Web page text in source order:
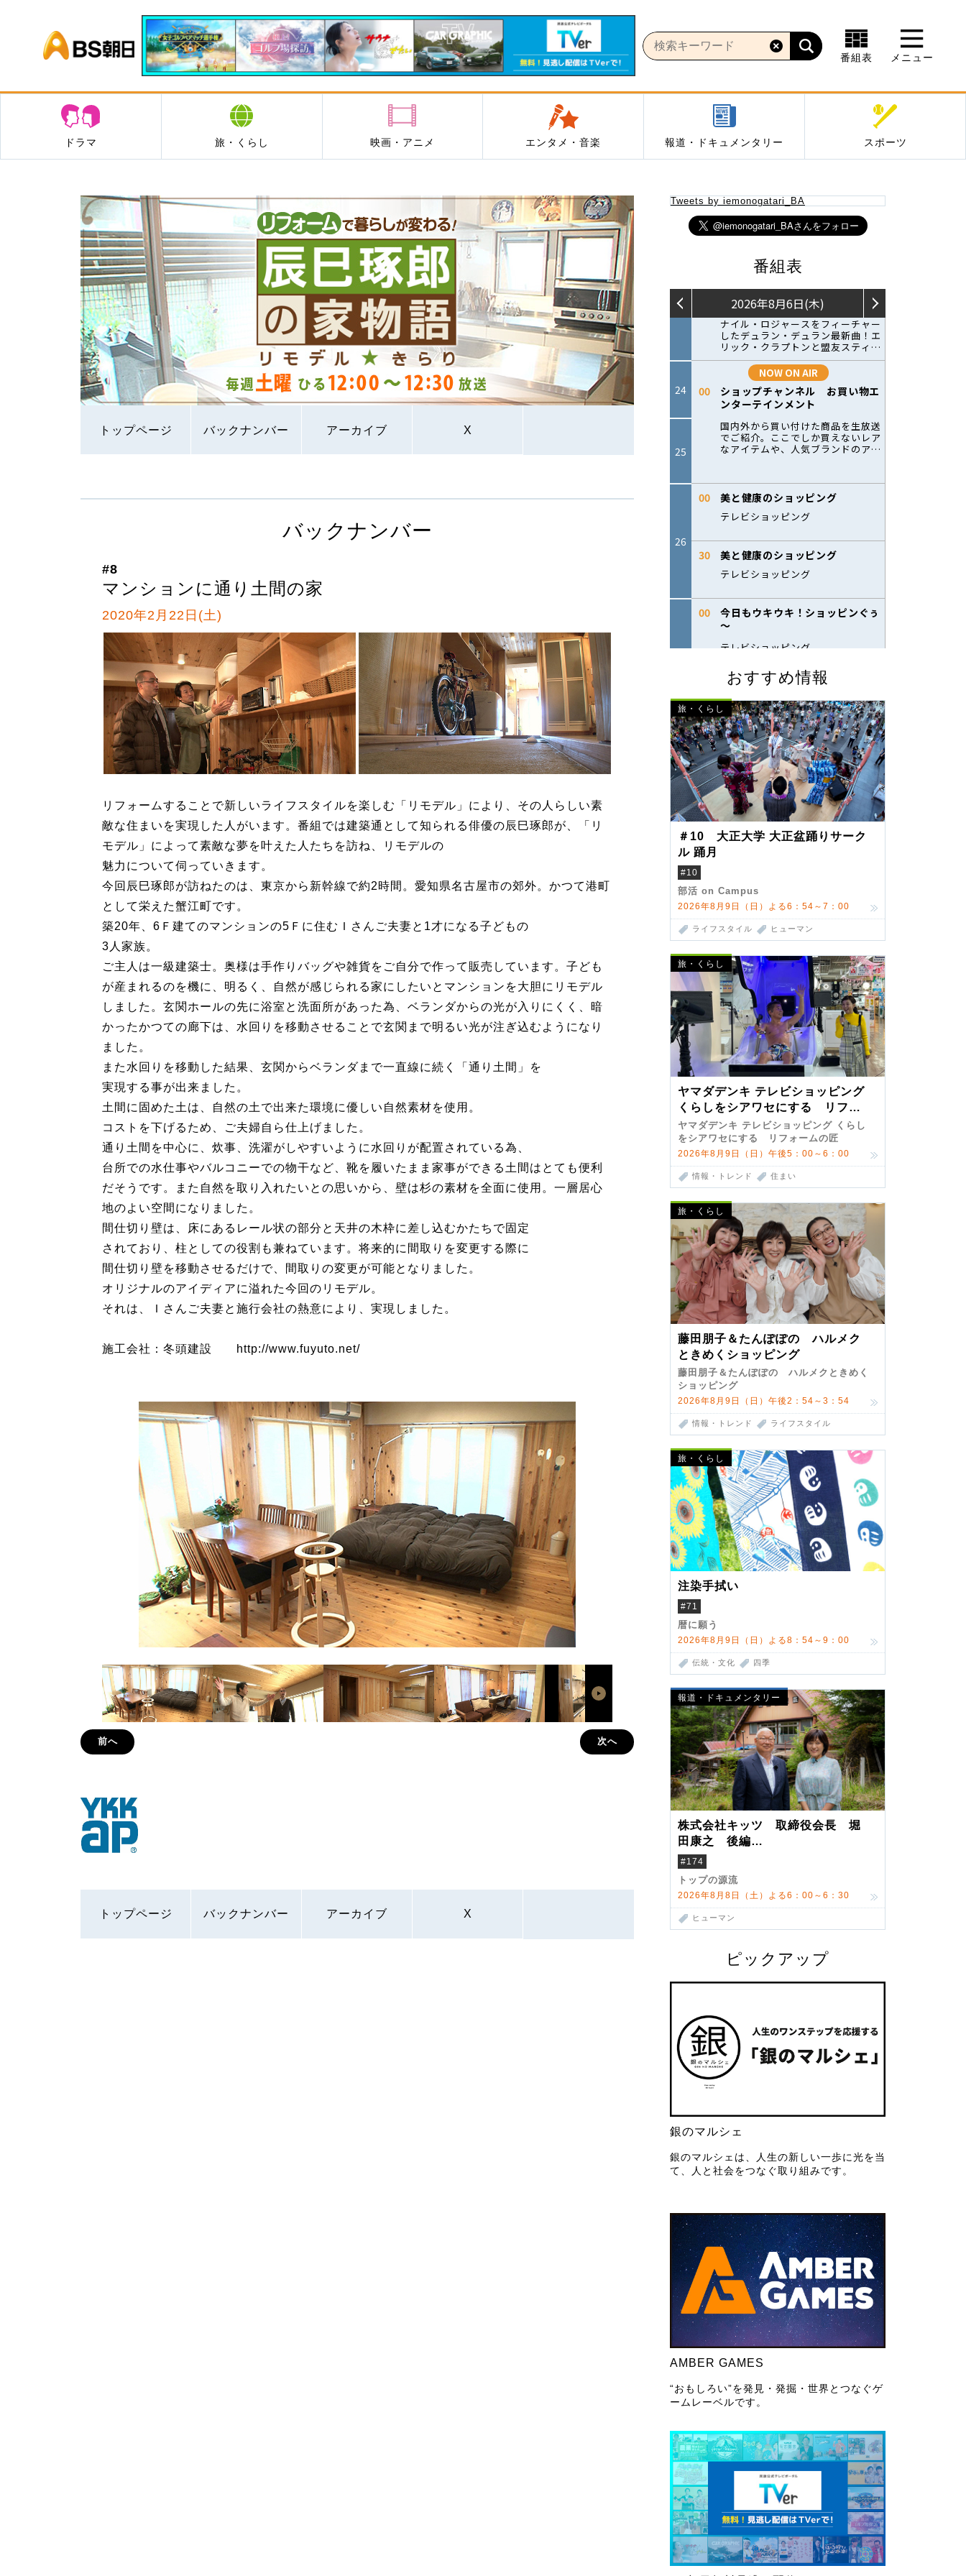
BS朝日
番組表 メニュー
ドラマ 旅・くらし 映画・アニメ エンタメ・音楽 報道・ドキュメンタリー スポーツ
トップページ バックナンバー アーカイブ X
Tweets by iemonogatari_BA
番組表
おすすめ情報
旅・くらし
＃10 大正大学 大正盆踊りサーク
ル 踊月
#10
部活 on Campus
2026年8月9日（日）よる6：54～7：00
ライフスタイル ヒューマン
旅・くらし
ヤマダデンキ テレビショッピング
くらしをシアワセにする リフォ
ームの匠 第7弾
ヤマダデンキ テレビショッピング くらし
をシアワセにする リフォームの匠
2026年8月9日（日）午後5：00～6：00
情報・トレンド 住まい
旅・くらし
藤田朋子＆たんぽぽの ハルメク
ときめくショッピング
藤田朋子＆たんぽぽの ハルメクときめく
ショッピング
2026年8月9日（日）午後2：54～3：54
情報・トレンド ライフスタイル
旅・くらし
注染手拭い
#71
暦に願う
2026年8月9日（日）よる8：54～9：00
伝統・文化 四季
報道・ドキュメンタリー
株式会社キッツ 取締役会長 堀
田康之 後編
米国駐在でも浮かんだ八ヶ岳 山
小屋を営んだ父母
#174
トップの源流
2026年8月8日（土）よる6：00～6：30
ヒューマン
ピックアップ
銀のマルシェ
銀のマルシェは、人生の新しい一歩に光を当
て、人と社会をつなぐ取り組みです。
AMBER GAMES
“おもしろい”を発見・発掘・世界とつなぐゲ
ームレーベルです。
バックナンバー
#8
マンションに通り土間の家
2020年2月22日(土)
リフォームすることで新しいライフスタイルを楽しむ「リモデル」により、その人らしい素
敵な住まいを実現した人がいます。番組では建築通として知られる俳優の辰巳琢郎が、「リ
モデル」によって素敵な夢を叶えた人たちを訪ね、リモデルの
魅力について伺っていきます。
今回辰巳琢郎が訪ねたのは、東京から新幹線で約2時間。愛知県名古屋市の郊外。かつて港町
として栄えた蟹江町です。
築20年、6Ｆ建てのマンションの5Ｆに住むＩさんご夫妻と1才になる子どもの
3人家族。
ご主人は一級建築士。奥様は手作りバッグや雑貨をご自分で作って販売しています。子ども
が産まれるのを機に、明るく、自然が感じられる家にしたいとマンションを大胆にリモデル
しました。玄関ホールの先に浴室と洗面所があった為、ベランダからの光が入りにくく、暗
かったかつての廊下は、水回りを移動させることで玄関まで明るい光が注ぎ込むようになり
ました。
また水回りを移動した結果、玄関からベランダまで一直線に続く「通り土間」を
実現する事が出来ました。
土間に固めた土は、自然の土で出来た環境に優しい自然素材を使用。
コストを下げるため、ご夫婦自ら仕上げました。
通り土間を中心に、炊事、洗濯がしやすいように水回りが配置されている為、
台所での水仕事やバルコニーでの物干など、靴を履いたまま家事ができる土間はとても便利
だそうです。また自然を取り入れたいとの思いから、壁は杉の素材を全面に使用。一層居心
地のよい空間になりました。
間仕切り壁は、床にあるレール状の部分と天井の木枠に差し込むかたちで固定
されており、柱としての役割も兼ねています。将来的に間取りを変更する際に
間仕切り壁を移動させるだけで、間取りの変更が可能となりました。
オリジナルのアイディアに溢れた今回のリモデル。
それは、Ｉさんご夫妻と施行会社の熱意により、実現しました。
施工会社：冬頭建設 http://www.fuyuto.net/
前へ 次へ
トップページ バックナンバー アーカイブ X